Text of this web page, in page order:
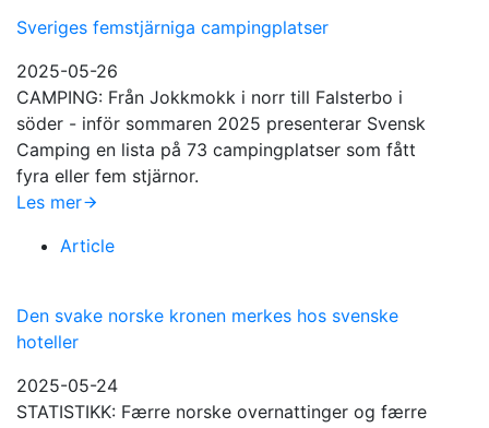
Sveriges femstjärniga campingplatser
2025-05-26
CAMPING: Från Jokkmokk i norr till Falsterbo i
söder - inför sommaren 2025 presenterar Svensk
Camping en lista på 73 campingplatser som fått
fyra eller fem stjärnor.
Les mer
Article
Den svake norske kronen merkes hos svenske
hoteller
2025-05-24
STATISTIKK: Færre norske overnattinger og færre